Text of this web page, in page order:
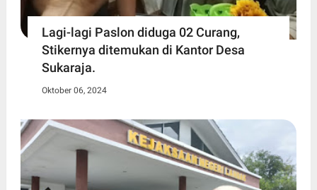
Lagi-lagi Paslon diduga 02 Curang,
Stikernya ditemukan di Kantor Desa
Sukaraja.
Oktober 06, 2024